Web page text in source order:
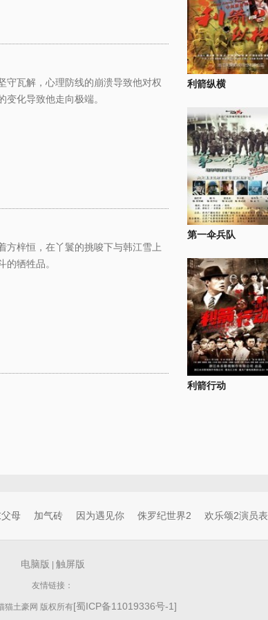
守瓦解，心理防线的崩溃导致他对权
化导致他走向极端。
方梓恒，在丫鬟的挑唆下与韩江雪上
牺牲品。
利箭纵横
第一伞兵队
利箭行动
父母 加气砖 因为遇见你 侏罗纪世界2 欢乐颂2演员表
电脑版 触屏版
友情链接：
猫土豪网 版权所有[蜀ICP备11019336号-1]